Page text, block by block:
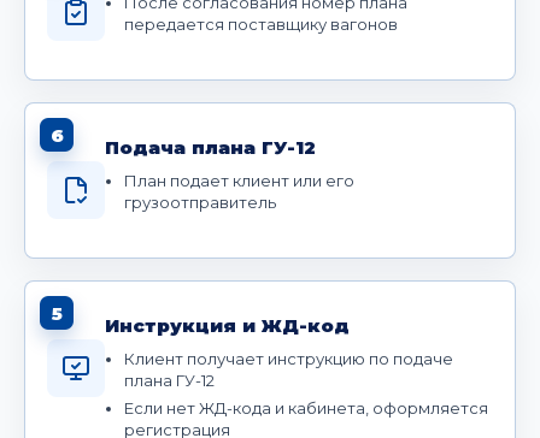
передается поставщику вагонов
6
Подача плана ГУ-12
План подает клиент или его
грузоотправитель
5
Инструкция и ЖД-код
Клиент получает инструкцию по подаче
плана ГУ-12
Если нет ЖД-кода и кабинета, оформляется
регистрация